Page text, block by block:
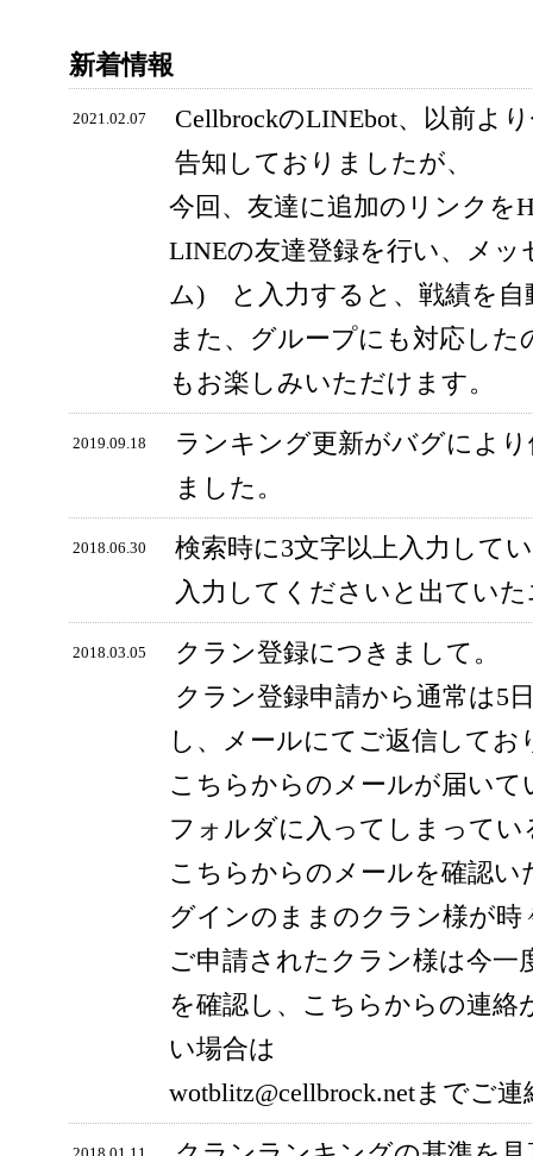
新着情報
2021.02.07
CellbrockのLINEbot、以前よ
告知しておりましたが、
今回、友達に追加のリンクを
LINEの友達登録を行い、メ
ム) と入力すると、戦績を自
また、グループにも対応し
もお楽しみいただけます。
2019.09.18
ランキング更新がバグによ
ました。
2018.06.30
検索時に3文字以上入力して
入力してくださいと出てい
2018.03.05
クラン登録につきまして。
クラン登録申請から通常は5
し、メールにてご返信してお
こちらからのメールが届い
フォルダに入ってしまってい
こちらからのメールを確認
グインのままのクラン様が時
ご申請されたクラン様は今一
を確認し、こちらからの連
い場合は
wotblitz@cellbrock.netまでご